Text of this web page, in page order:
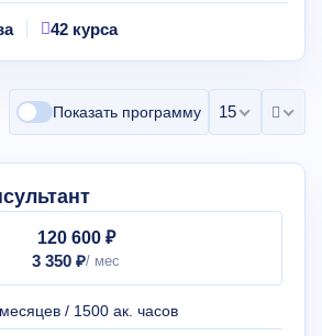
42 курса
Показать программу 15 на
120 600 ₽
3 350 ₽
/ 1500 ак. часов